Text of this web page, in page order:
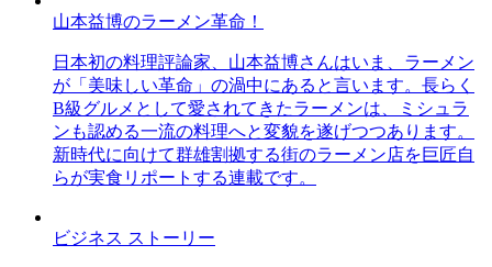
山本益博のラーメン革命！
日本初の料理評論家、山本益博さんはいま、ラーメン
が「美味しい革命」の渦中にあると言います。長らく
B級グルメとして愛されてきたラーメンは、ミシュラ
ンも認める一流の料理へと変貌を遂げつつあります。
新時代に向けて群雄割拠する街のラーメン店を巨匠自
らが実食リポートする連載です。
ビジネス ストーリー